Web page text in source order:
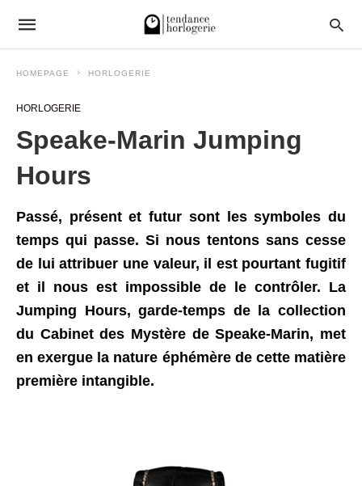
HOMEPAGE HORLOGERIE
HORLOGERIE
Speake-Marin Jumping
Hours
Passé, présent et futur sont les symboles du
temps qui passe. Si nous tentons sans cesse
de lui attribuer une valeur, il est pourtant fugitif
et il nous est impossible de le contrôler. La
Jumping Hours, garde-temps de la collection
du Cabinet des Mystère de Speake-Marin, met
en exergue la nature éphémère de cette matière
première intangible.